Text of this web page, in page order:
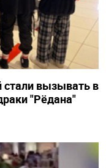
вызывать в
"Рёдана"